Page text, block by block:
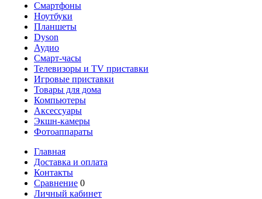
Смартфоны
Ноутбуки
Планшеты
Dyson
Аудио
Смарт-часы
Телевизоры и TV приставки
Игровые приставки
Товары для дома
Компьютеры
Аксесcуары
Экшн-камеры
Фотоаппараты
Главная
Доставка и оплата
Контакты
Сравнение 0
Личный кабинет